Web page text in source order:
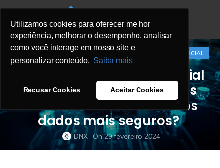
Utilizamos cookies para oferecer melhor
experiência, melhorar o desempenho, analisar
como você interage em nosso site e
personalizar conteúdo. Saiba mais
Recusar Cookies Aceitar Cookies
, INSTITUIÇÕES FINANCEIRAS , INTELIGÊNCIA ARTIFICIAL
Como a Inteligência Artificial
está combatendo fraudes
financeiras e mantendo os
dados mais seguros?
DNX On 29 fevereiro 2024